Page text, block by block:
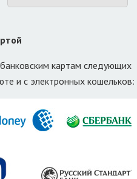
картам следующих
и с электронных кошельков: